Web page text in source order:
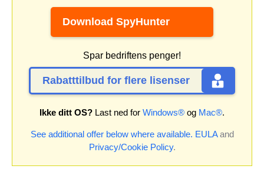
Download SpyHunter
Spar bedriftens penger!
Rabatttilbud for flere lisenser
Ikke ditt OS? Last ned for Windows® og Mac®.
See additional offer below where available. EULAand
Privacy/Cookie Policy.